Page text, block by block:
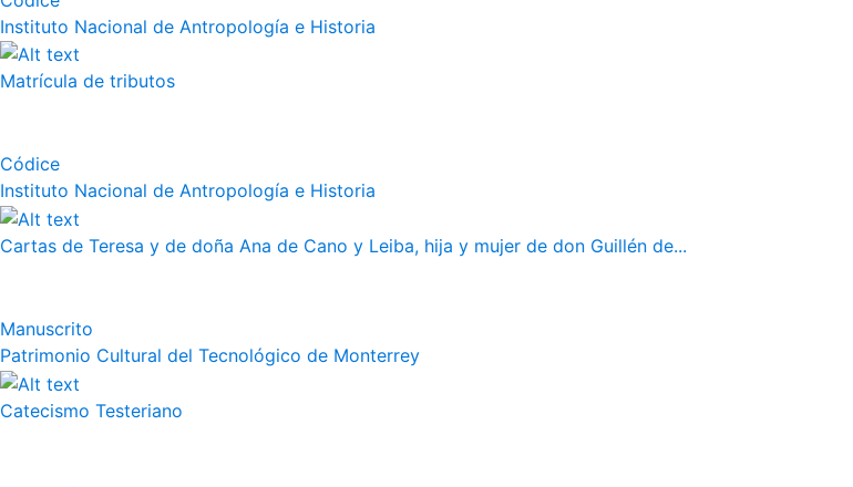
Instituto Nacional de Antropología e Historia
Matrícula de tributos
Códice
Instituto Nacional de Antropología e Historia
Cartas de Teresa y de doña Ana de Cano y Leiba, hija y mujer de don Guillén de...
Manuscrito
Patrimonio Cultural del Tecnológico de Monterrey
Catecismo Testeriano